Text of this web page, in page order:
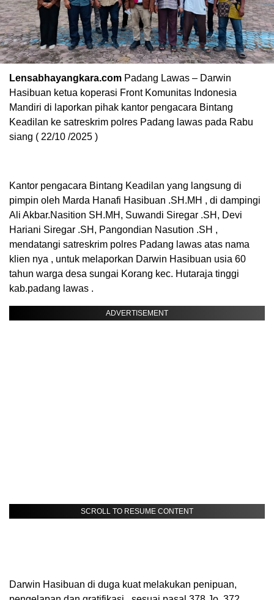
Lensabhayangkara.com Padang Lawas – Darwin
Hasibuan ketua koperasi Front Komunitas Indonesia
Mandiri di laporkan pihak kantor pengacara Bintang
Keadilan ke satreskrim polres Padang lawas pada Rabu
siang ( 22/10 /2025 )
Kantor pengacara Bintang Keadilan yang langsung di
pimpin oleh Marda Hanafi Hasibuan .SH.MH , di dampingi
Ali Akbar.Nasition SH.MH, Suwandi Siregar .SH, Devi
Hariani Siregar .SH, Pangondian Nasution .SH ,
mendatangi satreskrim polres Padang lawas atas nama
klien nya , untuk melaporkan Darwin Hasibuan usia 60
tahun warga desa sungai Korang kec. Hutaraja tinggi
kab.padang lawas .
ADVERTISEMENT
SCROLL TO RESUME CONTENT
Darwin Hasibuan di duga kuat melakukan penipuan,